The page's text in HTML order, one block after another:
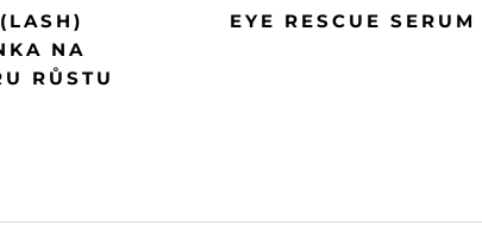
NA
RŮSTU
EYE RESCUE SERUM